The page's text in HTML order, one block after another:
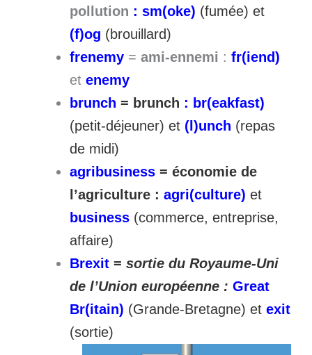
pollution : sm(oke) (fumée) et
(f)og (brouillard)
frenemy = ami-ennemi : fr(iend)
et enemy
brunch = brunch : br(eakfast)
(petit-déjeuner) et (l)unch (repas
de midi)
agribusiness = économie de
l’agriculture : agri(culture) et
business (commerce, entreprise,
affaire)
Brexit = sortie du Royaume-Uni
de l’Union européenne : Great
Br(itain) (Grande-Bretagne) et exit
(sortie)